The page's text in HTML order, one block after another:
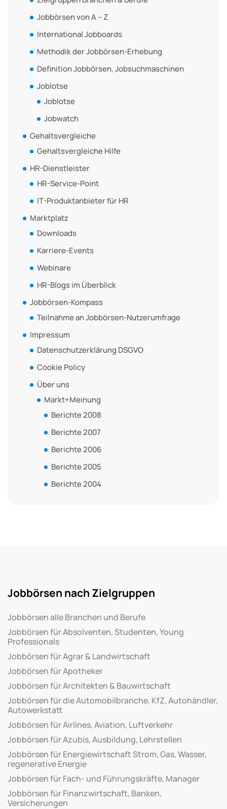
Jobbörsen von A – Z
International Jobboards
Methodik der Jobbörsen-Erhebung
Definition Jobbörsen, Jobsuchmaschinen
Joblotse
Joblotse
Jobwatch
Gehaltsvergleiche
Gehaltsvergleiche Hilfe
HR-Dienstleister
HR-Service-Point
IT-Produktanbieter für HR
Marktplatz
Downloads
Karriere-Events
Webinare
HR-Blogs im Überblick
Jobbörsen-Kompass
Teilnahme an Jobbörsen-Nutzerumfrage
Impressum
Datenschutzerklärung DSGVO
Cookie Policy
Über uns
Markt+Meinung
Berichte 2008
Berichte 2007
Berichte 2006
Berichte 2005
Berichte 2004
Jobbörsen nach Zielgruppen
Jobbörsen alle Branchen und Berufe
Jobbörsen für Absolventen, Studenten, Young
Professionals
Jobbörsen für Agrar & Landwirtschaft
Jobbörsen für Apotheker
Jobbörsen für Architekten & Bauwirtschaft
Jobbörsen für die Automobilbranche, KfZ, Autohändler,
Autowerkstatt
Jobbörsen für Airlines, Aviation, Luftverkehr
Jobbörsen für Azubis, Ausbildung, Lehrstellen
Jobbörsen für Energiewirtschaft Strom, Gas, Wasser,
regenerative Energie
Jobbörsen für Fach- und Führungskräfte, Manager
Jobbörsen für Finanzwirtschaft, Banken,
Versicherungen